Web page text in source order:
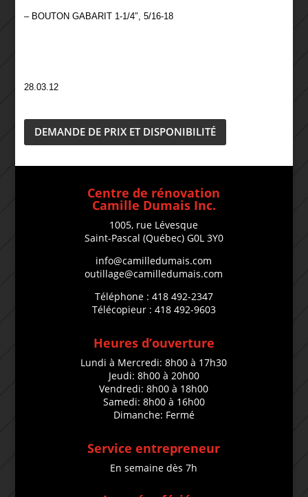
– BOUTON GABARIT 1-1/4″, 5/16-18
28.03.12
DEMANDE DE PRIX ET DISPONIBILITÉ
Centre de rénovation
Camille Dumais Inc.
1005, rue Lévesque
Saint-Pascal (Québec) G0L 3Y0
info@camilledumais.com
outillage@camilledumais.com
Téléphone : 418 492-2347
Télécopieur : 418 492-9603
Heures d’ouverture
Lundi à Mercredi: 8h00 à 17h30
Jeudi: 8h00 à 20h00
Vendredi: 8h00 à 18h00
Samedi: 8h00 à 16h00
Dimanche: Fermé
Service entrepreneur
En semaine dès 7h